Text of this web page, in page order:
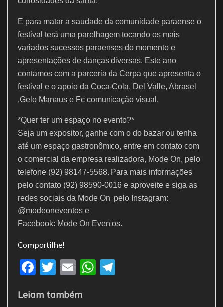
E para matar a saudade da comunidade paraense o
festival terá uma parelhagem tocando os mais
variados sucessos paraenses do momento e
apresentações de danças diversas. Este ano
contamos com a parceria da Cerpa que apresenta o
festival e o apoio da Coca-Cola, Del Valle, Abrasel
,Gelo Manaus e Fc comunicação visual.
*Quer ter um espaço no evento?*
Seja um expositor, ganhe com o do bazar ou tenha
até um espaço gastronômico, entre em contato com
o comercial da empresa realizadora, Mode On, pelo
telefone (92) 98147-5568. Para mais informações
pelo contato (92) 98590-0016 e aproveite e siga as
redes sociais da Mode On, pelo Instagram:
@modeoneventos e
Facebook: Mode On Eventos.
Compartilhe!
F
c
T
itt
E
ai
W
Leiam também